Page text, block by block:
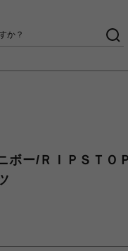
ボー/ＲＩＰＳＴ